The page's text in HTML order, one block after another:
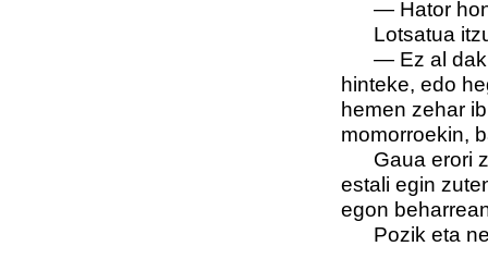
— Hator
Lotsatua
— Ez al
hinteke, edo
hemen zehar
momorroekin,
Gaua erori
estali egin
egon
Pozik eta